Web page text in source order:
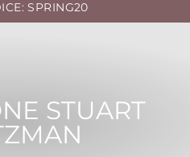
MettiSPRING20
STUART